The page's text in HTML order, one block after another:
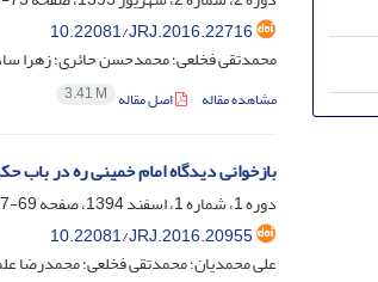
10.22081/JRJ.2016.22716
محمدتقی فخلعی؛ محمدحسن حائری؛ زهرا
مشاهده مقاله اصل مقاله 3.41 M
بازخوانی دیدگاه امام خمینی ره در باب
دوره 1، شماره 1، اسفند 1394، صفحه
69-87
10.22081/JRJ.2016.20955
علی محمدیان؛ محمدتقی فخلعی؛ محمدرضا